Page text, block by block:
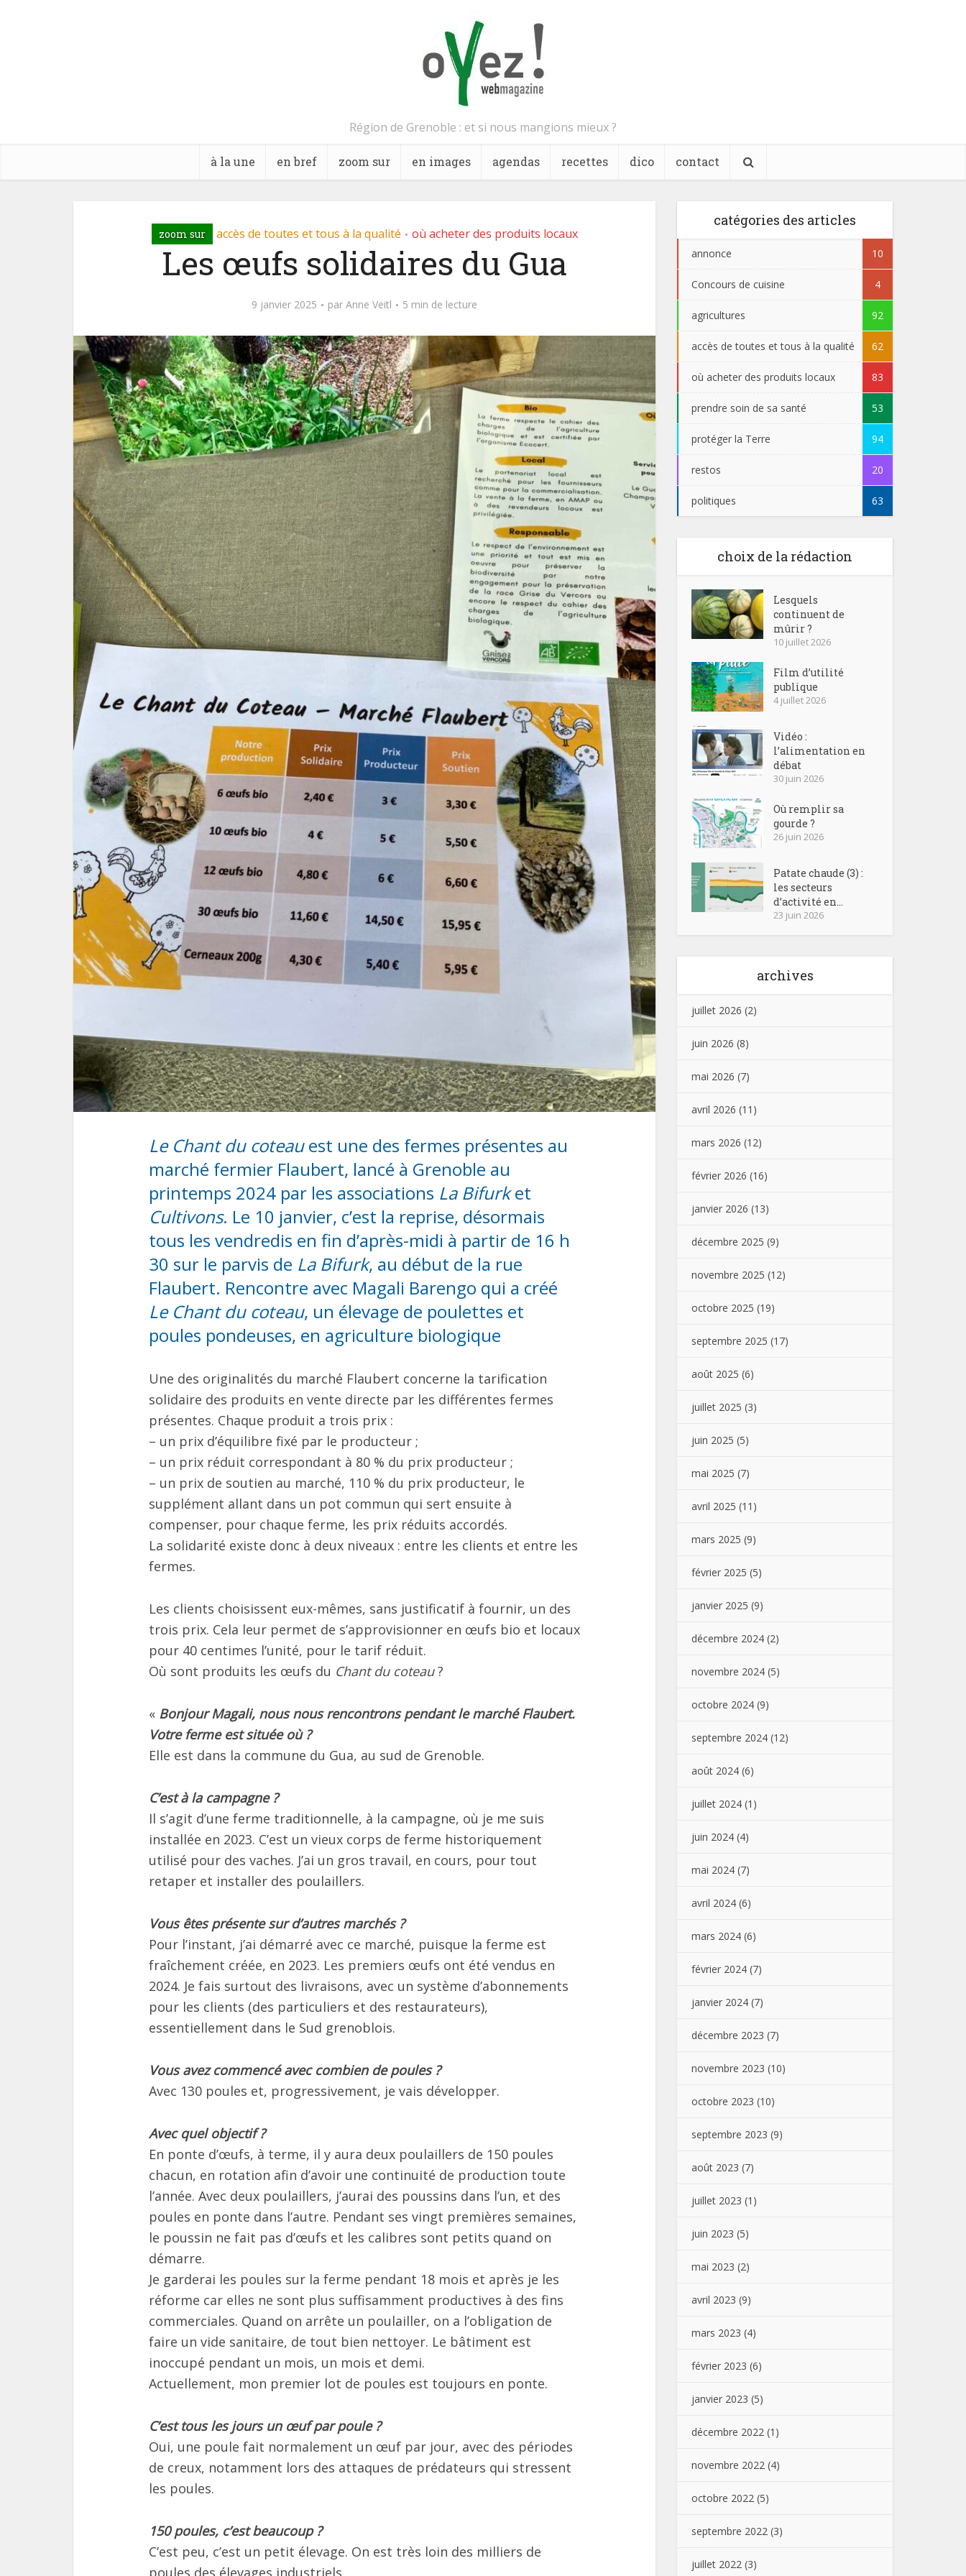
Région de Grenoble : et si nous mangions mieux ?
à la une en bref zoom sur en images agendas recettes dico contact
zoom sur accès de toutes et tous à la qualité • où acheter des produits locaux
Les œufs solidaires du Gua
9 janvier 2025 par Anne Veitl 5 min de lecture
Le Chant du coteauest une des fermes présentes au
marché fermier Flaubert, lancé à Grenoble au
printemps 2024 par les associations La Bifurket
Cultivons. Le 10 janvier, c’est la reprise, désormais
tous les vendredis en fin d’après-midi à partir de 16 h
30 sur le parvis de La Bifurk, au début de la rue
Flaubert. Rencontre avec Magali Barengo qui a créé
Le Chant du coteau, un élevage de poulettes et
poules pondeuses, en agriculture biologique
Une des originalités du marché Flaubert concerne la tarification
solidaire des produits en vente directe par les différentes fermes
présentes. Chaque produit a trois prix :
– un prix d’équilibre fixé par le producteur ;
– un prix réduit correspondant à 80 % du prix producteur ;
– un prix de soutien au marché, 110 % du prix producteur, le
supplément allant dans un pot commun qui sert ensuite à
compenser, pour chaque ferme, les prix réduits accordés.
La solidarité existe donc à deux niveaux : entre les clients et entre les
fermes.
Les clients choisissent eux-mêmes, sans justificatif à fournir, un des
trois prix. Cela leur permet de s’approvisionner en œufs bio et locaux
pour 40 centimes l’unité, pour le tarif réduit.
Où sont produits les œufs du Chant du coteau?
« Bonjour Magali, nous nous rencontrons pendant le marché Flaubert.
Votre ferme est située où ?
Elle est dans la commune du Gua, au sud de Grenoble.
C’est à la campagne ?
Il s’agit d’une ferme traditionnelle, à la campagne, où je me suis
installée en 2023. C’est un vieux corps de ferme historiquement
utilisé pour des vaches. J’ai un gros travail, en cours, pour tout
retaper et installer des poulaillers.
Vous êtes présente sur d’autres marchés ?
Pour l’instant, j’ai démarré avec ce marché, puisque la ferme est
fraîchement créée, en 2023. Les premiers œufs ont été vendus en
2024. Je fais surtout des livraisons, avec un système d’abonnements
pour les clients (des particuliers et des restaurateurs),
essentiellement dans le Sud grenoblois.
Vous avez commencé avec combien de poules ?
Avec 130 poules et, progressivement, je vais développer.
Avec quel objectif ?
En ponte d’œufs, à terme, il y aura deux poulaillers de 150 poules
chacun, en rotation afin d’avoir une continuité de production toute
l’année. Avec deux poulaillers, j’aurai des poussins dans l’un, et des
poules en ponte dans l’autre. Pendant ses vingt premières semaines,
le poussin ne fait pas d’œufs et les calibres sont petits quand on
démarre.
Je garderai les poules sur la ferme pendant 18 mois et après je les
réforme car elles ne sont plus suffisamment productives à des fins
commerciales. Quand on arrête un poulailler, on a l’obligation de
faire un vide sanitaire, de tout bien nettoyer. Le bâtiment est
inoccupé pendant un mois, un mois et demi.
Actuellement, mon premier lot de poules est toujours en ponte.
C’est tous les jours un œuf par poule ?
Oui, une poule fait normalement un œuf par jour, avec des périodes
de creux, notamment lors des attaques de prédateurs qui stressent
les poules.
150 poules, c’est beaucoup ?
C’est peu, c’est un petit élevage. On est très loin des milliers de
poules des élevages industriels.
catégories des articles
annonce 10
Concours de cuisine 4
agricultures 92
accès de toutes et tous à la qualité 62
où acheter des produits locaux 83
prendre soin de sa santé 53
protéger la Terre 94
restos 20
politiques 63
choix de la rédaction
Lesquels
continuent de
mûrir ?
10 juillet 2026
Film d’utilité
publique
4 juillet 2026
Vidéo :
l’alimentation en
débat
30 juin 2026
Où remplir sa
gourde ?
26 juin 2026
Patate chaude (3) :
les secteurs
d’activité en...
23 juin 2026
archives
juillet 2026 (2)
juin 2026 (8)
mai 2026 (7)
avril 2026 (11)
mars 2026 (12)
février 2026 (16)
janvier 2026 (13)
décembre 2025 (9)
novembre 2025 (12)
octobre 2025 (19)
septembre 2025 (17)
août 2025 (6)
juillet 2025 (3)
juin 2025 (5)
mai 2025 (7)
avril 2025 (11)
mars 2025 (9)
février 2025 (5)
janvier 2025 (9)
décembre 2024 (2)
novembre 2024 (5)
octobre 2024 (9)
septembre 2024 (12)
août 2024 (6)
juillet 2024 (1)
juin 2024 (4)
mai 2024 (7)
avril 2024 (6)
mars 2024 (6)
février 2024 (7)
janvier 2024 (7)
décembre 2023 (7)
novembre 2023 (10)
octobre 2023 (10)
septembre 2023 (9)
août 2023 (7)
juillet 2023 (1)
juin 2023 (5)
mai 2023 (2)
avril 2023 (9)
mars 2023 (4)
février 2023 (6)
janvier 2023 (5)
décembre 2022 (1)
novembre 2022 (4)
octobre 2022 (5)
septembre 2022 (3)
juillet 2022 (3)